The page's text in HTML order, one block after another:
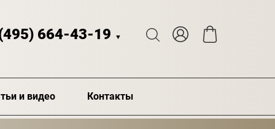
664-43-19 ▼
и видео Контакты